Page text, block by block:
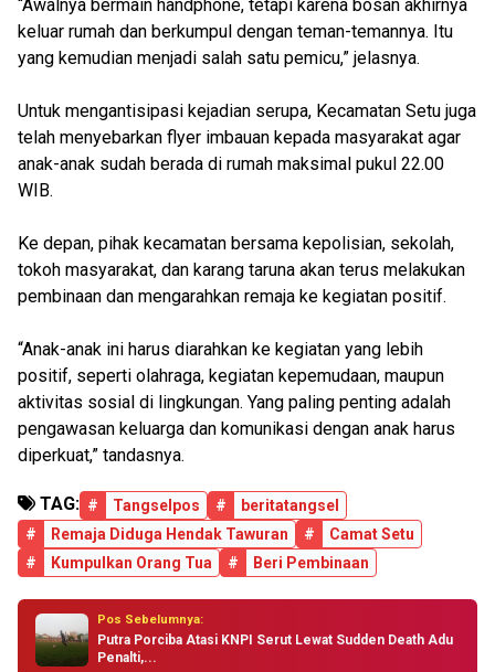
“Awalnya bermain handphone, tetapi karena bosan akhirnya
keluar rumah dan berkumpul dengan teman-temannya. Itu
yang kemudian menjadi salah satu pemicu,” jelasnya.
Untuk mengantisipasi kejadian serupa, Kecamatan Setu juga
telah menyebarkan flyer imbauan kepada masyarakat agar
anak-anak sudah berada di rumah maksimal pukul 22.00
WIB.
Ke depan, pihak kecamatan bersama kepolisian, sekolah,
tokoh masyarakat, dan karang taruna akan terus melakukan
pembinaan dan mengarahkan remaja ke kegiatan positif.
“Anak-anak ini harus diarahkan ke kegiatan yang lebih
positif, seperti olahraga, kegiatan kepemudaan, maupun
aktivitas sosial di lingkungan. Yang paling penting adalah
pengawasan keluarga dan komunikasi dengan anak harus
diperkuat,” tandasnya.
TAG: # Tangselpos #
beritatangsel
#
Remaja Diduga Hendak Tawuran #
Camat Setu
#
Kumpulkan Orang Tua # Beri Pembinaan
Pos Sebelumnya:
Putra Porciba Atasi KNPI Serut Lewat Sudden Death Adu
Penalti,...